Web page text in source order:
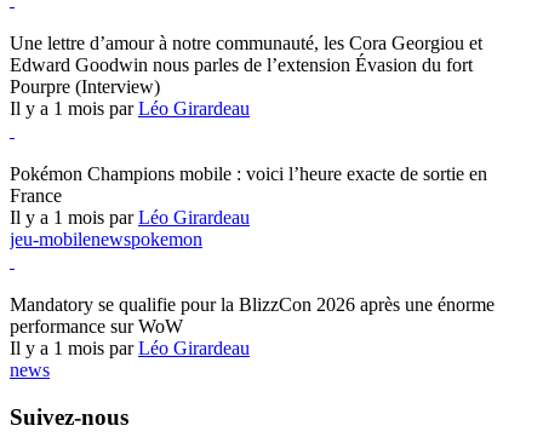
Une lettre d’amour à notre communauté, les Cora Georgiou et
Edward Goodwin nous parles de l’extension Évasion du fort
Pourpre (Interview)
Il y a 1 mois parLéo Girardeau
Pokémon Champions mobile : voici l’heure exacte de sortie en
France
Il y a 1 mois parLéo Girardeau
jeu-mobilenewspokemon
Mandatory se qualifie pour la BlizzCon 2026 après une énorme
performance sur WoW
Il y a 1 mois parLéo Girardeau
news
Suivez-nous